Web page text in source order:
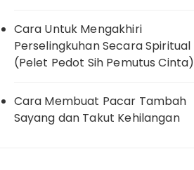
Cara Untuk Mengakhiri
Perselingkuhan Secara Spiritual
(Pelet Pedot Sih Pemutus Cinta)
Cara Membuat Pacar Tambah
Sayang dan Takut Kehilangan